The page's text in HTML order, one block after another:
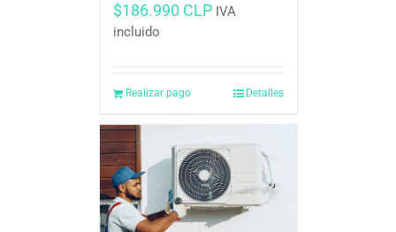
$186.990 CLP IVA
incluido
Realizar pago Detalles